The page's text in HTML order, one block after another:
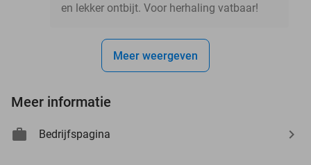
en lekker ontbijt. Voor herhaling vatbaar!
Meer weergeven
Meer informatie
Bedrijfspagina